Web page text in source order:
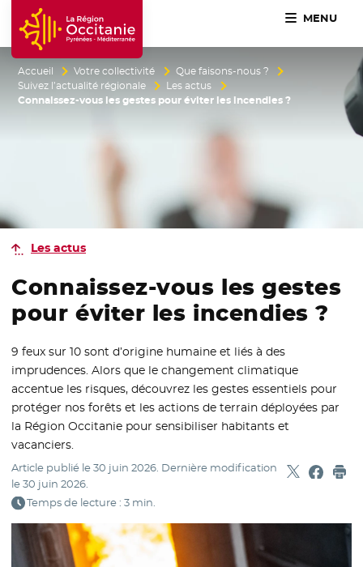
Accueil Région Occitanie / Pyrénées-Méditerranée
MENU
Accueil Votre collectivité
Que faisons-nous ?
Suivez l’actualité régionale
Les actus
Connaissez-vous les gestes pour éviter les incendies ?
Les actus
Connaissez-vous les gestes
pour éviter les incendies ?
9 feux sur 10 sont d’origine humaine et liés à des
imprudences. Alors que le changement climatique
accentue les risques, découvrez les gestes essentiels pour
protéger nos forêts et les actions de terrain déployées par
la Région Occitanie pour sensibiliser habitants et
vacanciers.
Article publié le30 juin 2026. Dernière modification
le30 juin 2026.
Temps de lecture : 3 min.
Partager
- Nouvelle
-